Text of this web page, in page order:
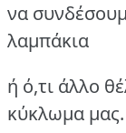
να
λαμπάκια
ή ό,τι άλλο
κύκλωμα μας.